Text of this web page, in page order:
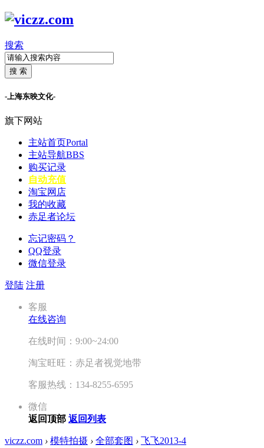
搜索
搜 索
-上海东映文化-
旗下网站
主站首页Portal
主站导航BBS
购买记录
自动充值
淘宝网店
我的收藏
赤足者论坛
忘记密码？
QQ登录
微信登录
登陆 注册
客服
在线咨询
在线时间：9:00~24:00
淘宝旺旺：赤足者视觉地带
客服热线：134-8255-6595
微信
返回顶部 返回列表
viczz.com › 模特拍摄 › 全部套图 › 飞飞2013-4